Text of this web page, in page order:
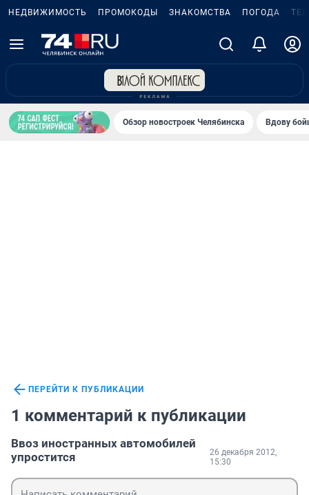
НЕДВИЖИМОСТЬ ПРОМОКОДЫ ЗНАКОМСТВА ПОГОДА
Обзор новостроек Челябинска Вдову
ПЕРЕЙТИ К ПУБЛИКАЦИИ
1 комментарий к публикации
Ввоз иностранных автомобилей
упростится
26 декабря 2012,
15:30